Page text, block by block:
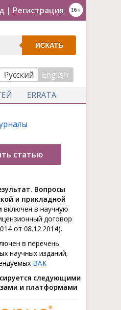
| Регистрация
ИСКАТЬ
Русский
English
ERRATA
статью
Вопросы
и прикладной
включен в научную
договор
от 08.12.2014).
в перечень
научных изданий,
ВАК
следующими
и платформами